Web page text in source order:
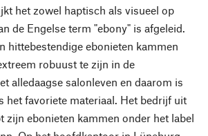
het zowel haptisch als visueel op
de Engelse term "ebony" is afgeleid.
hittebestendige ebonieten kammen
robuust te zijn in de
alledaagse salonleven en daarom is
het favoriete materiaal. Het bedrijf uit
zijn ebonieten kammen onder het label